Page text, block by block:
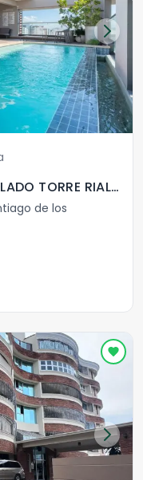
VENTA APARTAMENTO AMUEBLADO TORRE RIALTO LA ESMERALDA
de los